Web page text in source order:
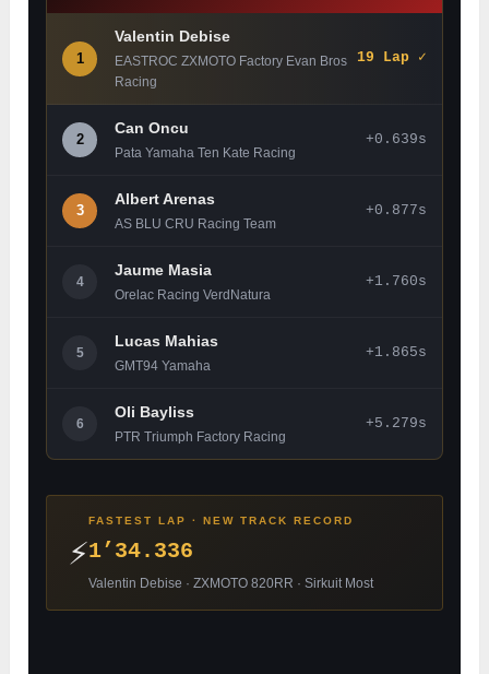
1
Valentin Debise
EASTROC ZXMOTO Factory Evan Bros
Racing
19 Lap ✓
2
Can Oncu
Pata Yamaha Ten Kate Racing
+0.639s
3
Albert Arenas
AS BLU CRU Racing Team
+0.877s
4
Jaume Masia
Orelac Racing VerdNatura
+1.760s
5
Lucas Mahias
GMT94 Yamaha
+1.865s
6
Oli Bayliss
PTR Triumph Factory Racing
+5.279s
⚡
FASTEST LAP · NEW TRACK RECORD
1’34.336
Valentin Debise · ZXMOTO 820RR · Sirkuit Most